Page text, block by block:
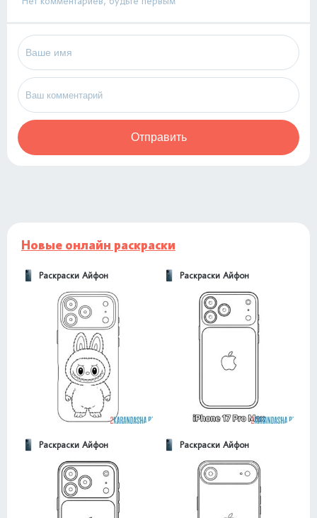
Отправить
Новые онлайн раскраски
Раскраски Айфон Раскраски Айфон
Раскраски Айфон Раскраски Айфон